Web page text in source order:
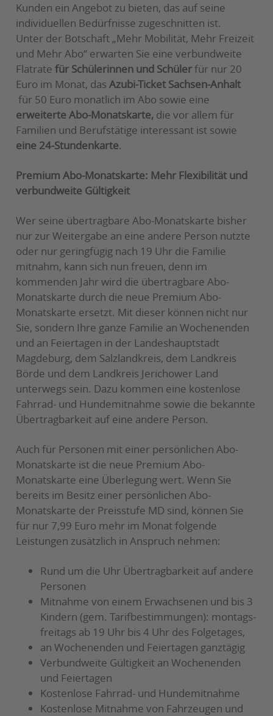
Kunden ein Angebot zu bieten, das auf seine
individuellen Bedürfnisse zugeschnitten ist.
Unter der Botschaft „Mehr Mobilität, Mehr Freizeit
und Mehr Abo“ erwarten Sie eine verbundweite
Flatrate für Schülerinnen und Schülerfür nur 20
Euro im Monat, das Azubi-Ticket Sachsen-Anhalt
für 50 Euro monatlich im Abo sowie eine
erweiterte Abo-Monatskarte, die vor allem für
Familien und Berufstätige interessant ist sowie
eine 24-Stundenkarte.
Premium Abo-Monatskarte: Mehr Flexibilität und
verbundweite Gültigkeit
Wer seine übertragbare Abo-Monatskarte bisher
nur zur Weitergabe an eine andere Person nutzte
oder nur geringfügig nach 19 Uhr die Familie
mitnahm, kann sich nun freuen, denn im
kommenden Jahr wird die übertragbare Abo-
Monatskarte durch die neue Premium Abo-
Monatskarte ersetzt. Mit dieser können nicht nur
Sie, sondern Ihre ganze Familie an Wochenenden
und an Feiertagen in der Landeshauptstadt
Magdeburg, dem Salzlandkreis, dem Landkreis
Börde und dem Landkreis Jerichower Land
unterwegs sein. Dazu kommen eine kostenlose
Fahrrad- und Hundemitnahme sowie die bekannte
Übertragbarkeit auf eine andere Person.
Auch für Personen mit einer persönlichen Abo-
Monatskarte ist die neue Premium Abo-
Monatskarte eine Überlegung wert. Wenn Sie
bereits im Besitz einer persönlichen Abo-
Monatskarte der Preisstufe MD sind, können Sie
für nur 7,99 Euro mehr im Monat folgende
Leistungen zusätzlich in Anspruch nehmen:
Rund um die Uhr Übertragbarkeit auf andere
Personen
Mitnahme von einem Erwachsenen und bis 3
Kindern (gem. Tarifbestimmungen): montags-
freitags ab 19 Uhr bis 4 Uhr des Folgetages,
an Wochenenden und Feiertagen ganztägig
Verbundweite Gültigkeit an Wochenenden
und Feiertagen
Kostenlose Fahrrad- und Hundemitnahme
Kostenlose Mitnahme von Fahrzeugen und